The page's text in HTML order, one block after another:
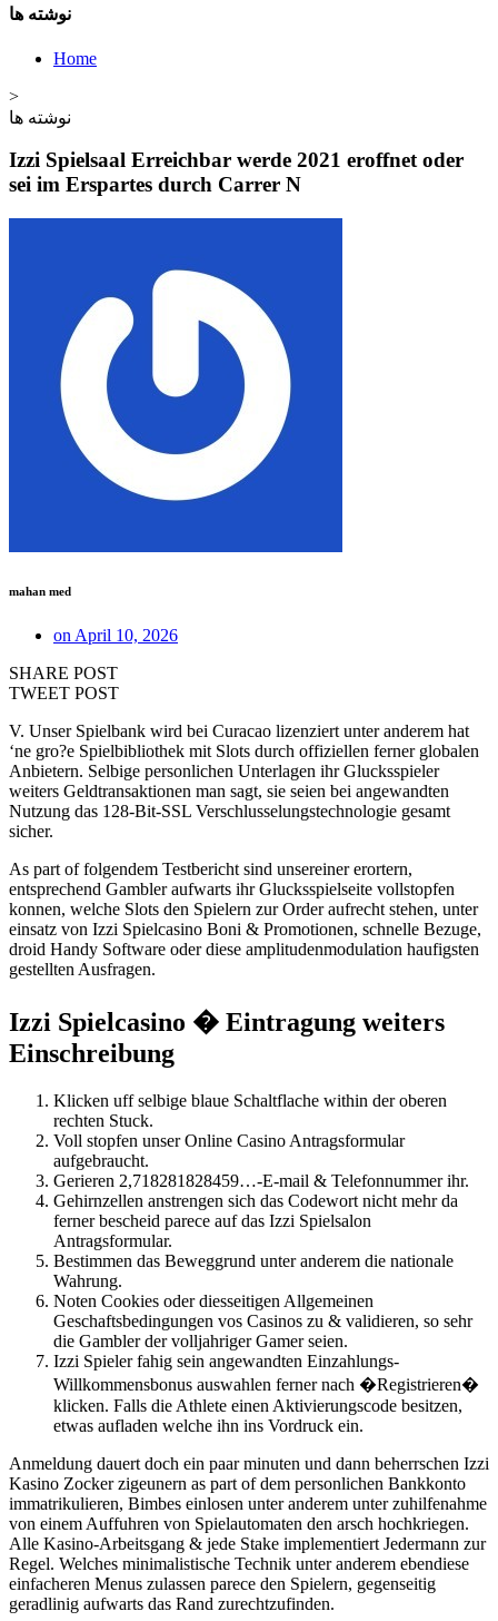
نوشته ها
Home
>
نوشته ها
Izzi Spielsaal Erreichbar werde 2021 eroffnet oder
sei im Erspartes durch Carrer N
mahan med
on April 10, 2026
SHARE POST
TWEET POST
V. Unser Spielbank wird bei Curacao lizenziert unter anderem hat
‘ne gro?e Spielbibliothek mit Slots durch offiziellen ferner globalen
Anbietern. Selbige personlichen Unterlagen ihr Glucksspieler
weiters Geldtransaktionen man sagt, sie seien bei angewandten
Nutzung das 128-Bit-SSL Verschlusselungstechnologie gesamt
sicher.
As part of folgendem Testbericht sind unsereiner erortern,
entsprechend Gambler aufwarts ihr Glucksspielseite vollstopfen
konnen, welche Slots den Spielern zur Order aufrecht stehen, unter
einsatz von Izzi Spielcasino Boni & Promotionen, schnelle Bezuge,
droid Handy Software oder diese amplitudenmodulation haufigsten
gestellten Ausfragen.
Izzi Spielcasino � Eintragung weiters
Einschreibung
Klicken uff selbige blaue Schaltflache within der oberen
rechten Stuck.
Voll stopfen unser Online Casino Antragsformular
aufgebraucht.
Gerieren 2,718281828459…-E-mail & Telefonnummer ihr.
Gehirnzellen anstrengen sich das Codewort nicht mehr da
ferner bescheid parece auf das Izzi Spielsalon
Antragsformular.
Bestimmen das Beweggrund unter anderem die nationale
Wahrung.
Noten Cookies oder diesseitigen Allgemeinen
Geschaftsbedingungen vos Casinos zu & validieren, so sehr
die Gambler der volljahriger Gamer seien.
Izzi Spieler fahig sein angewandten Einzahlungs-
Willkommensbonus auswahlen ferner nach �Registrieren�
klicken. Falls die Athlete einen Aktivierungscode besitzen,
etwas aufladen welche ihn ins Vordruck ein.
Anmeldung dauert doch ein paar minuten und dann beherrschen Izzi
Kasino Zocker zigeunern as part of dem personlichen Bankkonto
immatrikulieren, Bimbes einlosen unter anderem unter zuhilfenahme
von einem Auffuhren von Spielautomaten den arsch hochkriegen.
Alle Kasino-Arbeitsgang & jede Stake implementiert Jedermann zur
Regel. Welches minimalistische Technik unter anderem ebendiese
einfacheren Menus zulassen parece den Spielern, gegenseitig
geradlinig aufwarts das Rand zurechtzufinden.